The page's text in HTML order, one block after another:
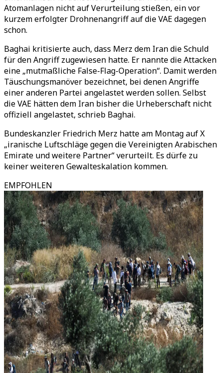
Atomanlagen nicht auf Verurteilung stießen, ein vor
kurzem erfolgter Drohnenangriff auf die VAE dagegen
schon.
Baghai kritisierte auch, dass Merz dem Iran die Schuld
für den Angriff zugewiesen hatte. Er nannte die Attacken
eine „mutmaßliche False-Flag-Operation“. Damit werden
Täuschungsmanöver bezeichnet, bei denen Angriffe
einer anderen Partei angelastet werden sollen. Selbst
die VAE hätten dem Iran bisher die Urheberschaft nicht
offiziell angelastet, schrieb Baghai.
Bundeskanzler Friedrich Merz hatte am Montag auf X
„iranische Luftschläge gegen die Vereinigten Arabischen
Emirate und weitere Partner“ verurteilt. Es dürfe zu
keiner weiteren Gewalteskalation kommen.
EMPFOHLEN